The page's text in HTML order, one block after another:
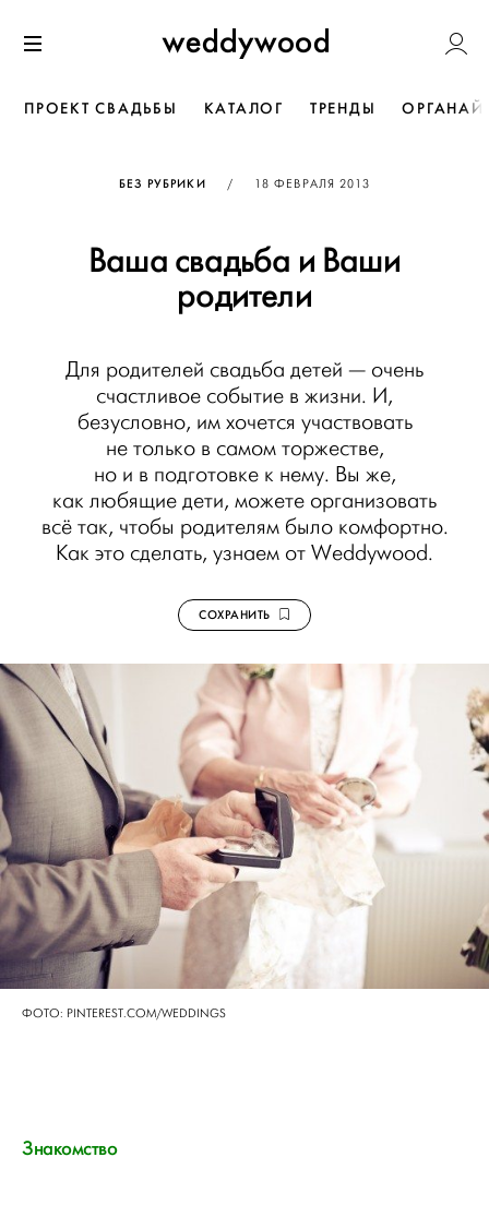
к содержанию
Weddywood
ПРОЕКТ СВАДЬБЫ КАТАЛОГ ТРЕНДЫ
БЕЗ РУБРИКИ / ОПУБЛИКОВАНО
18 ФЕВРАЛЯ 2013
Ваша свадьба и Ваши
родители
Для родителей свадьба детей — очень
счастливое событие в жизни. И,
безусловно, им хочется участвовать
не только в самом торжестве,
но и в подготовке к нему. Вы же,
как любящие дети, можете организовать
всё так, чтобы родителям было комфортно.
Как это сделать, узнаем от Weddywood.
СОХРАНИТЬ
ФОТО: PINTEREST.COM/WEDDINGS
Знакомство